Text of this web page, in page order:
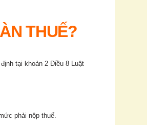
THUẾ?
tại khoản 2 Điều 8 Luật
phải nộp thuế.